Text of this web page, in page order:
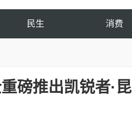
民生 消费
磅推出凯锐者·昆